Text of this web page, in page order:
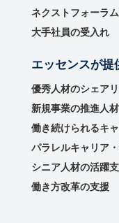
ネクストフォーラ
大手社員の受入れ
エッセンスが提
優秀⼈材のシェア
新規事業の推進⼈
働き続けられるキ
パラレルキャリア
シニア人材の活躍
働き方改革の支援